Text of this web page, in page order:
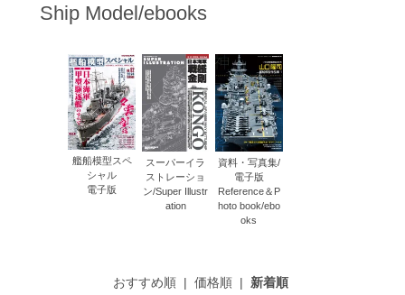
Ship Model/ebooks
艦船模型スペ
シャル
電子版
スーパーイラ
ストレーショ
ン/Super Illustr
ation
資料・写真集/
電子版
Reference＆P
hoto book/ebo
oks
おすすめ順 |価格順 | 新着順